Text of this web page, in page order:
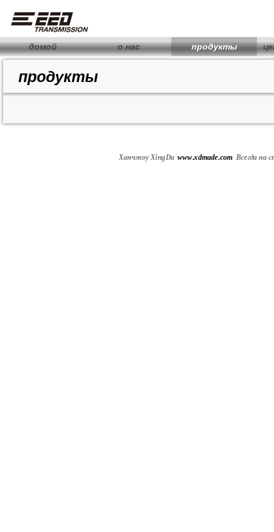
домой о нас продукты
продукты
Ханчжоу XingDawww.xdmade.com Всегда на